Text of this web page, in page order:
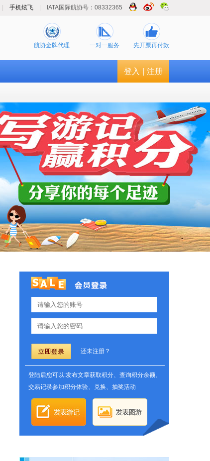
手机炫飞 IATA国际航协号：08332365
航协金牌代理 一对一服务 先开票再付款
登入 注册
还未注册？
登陆后您可以:发布文章获取积分、查询积分余额、
交易记录参加积分体验、兑换、抽奖活动